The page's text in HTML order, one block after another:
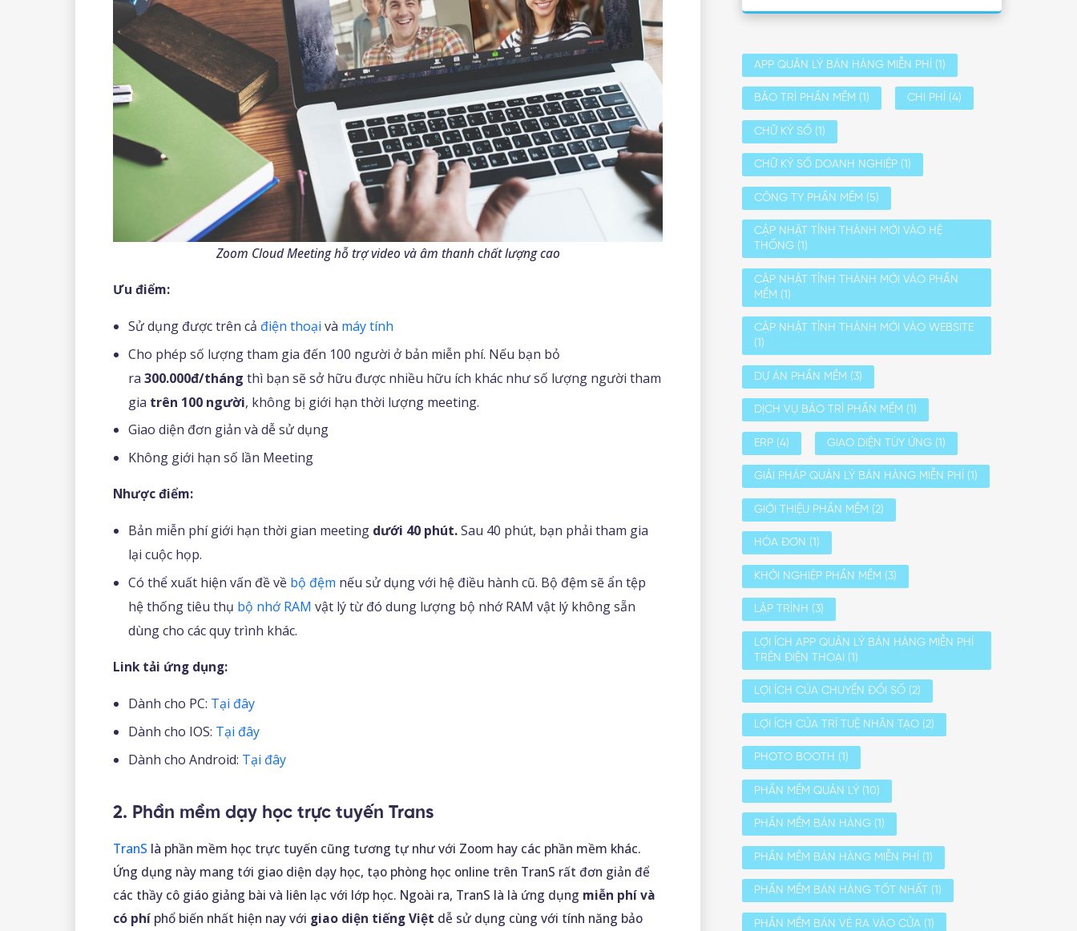
Zoom Cloud Meeting hỗ trợ video và âm thanh chất lượng cao
Ưu điểm:
Sử dụng được trên cả điện thoại và máy tính
Cho phép số lượng tham gia đến 100 người ở bản miễn phí. Nếu bạn bỏ
ra300.000đ/tháng thì bạn sẽ sở hữu được nhiều hữu ích khác như số lượng người tham
gia trên 100 người, không bị giới hạn thời lượng meeting.
Giao diện đơn giản và dễ sử dụng
Không giới hạn số lần Meeting
Nhược điểm:
Bản miễn phí giới hạn thời gian meeting dưới 40 phút.Sau 40 phút, bạn phải tham gia
lại cuộc họp.
Có thể xuất hiện vấn đề về bộ đệm nếu sử dụng với hệ điều hành cũ. Bộ đệm sẽ ẩn tệp
hệ thống tiêu thụ bộ nhớ RAM vật lý từ đó dung lượng bộ nhớ RAM vật lý không sẵn
dùng cho các quy trình khác.
Link tải ứng dụng:
Dành cho PC: Tại đây
Dành cho IOS: Tại đây
Dành cho Android: Tại đây
2. Phần mềm dạy học trực tuyến Trans
TranS là phần mềm học trực tuyến cũng tương tự như với Zoom hay các phần mềm khác.
Ứng dụng này mang tới giao diện dạy học, tạo phòng học online trên TranS rất đơn giản để
các thầy cô giáo giảng bài và liên lạc với lớp học. Ngoài ra, TranS là là ứng dụng miễn phí và
có phíphổ biến nhất hiện nay với giao diện tiếng Việt dễ sử dụng cùng với tính năng bảo
APP QUẢN LÝ BÁN HÀNG MIỄN PHÍ (1)
BẢO TRÌ PHẦN MỀM (1) CHI PHÍ (4)
CHỮ KÝ SỐ (1)
CHỮ KÝ SỐ DOANH NGHIỆP (1)
CÔNG TY PHẦN MỀM (5)
CẬP NHẬT TỈNH THÀNH MỚI VÀO HỆ
THỐNG (1)
CẬP NHẬT TỈNH THÀNH MỚI VÀO PHẦN
MỀM (1)
CẬP NHẬT TỈNH THÀNH MỚI VÀO WEBSITE
(1)
DỰ ÁN PHẦN MỀM (3)
DỊCH VỤ BẢO TRÌ PHẦN MỀM (1)
ERP (4) GIAO DIỆN TÙY ỨNG(1)
GIẢI PHÁP QUẢN LÝ BÁN HÀNG MIỄN PHÍ (1)
GIỚI THIỆU PHẦN MỀM (2)
HÓA ĐƠN (1)
KHỞI NGHIỆP PHẦN MỀM (3)
LẬP TRÌNH (3)
LỢI ÍCH APP QUẢN LÝ BÁN HÀNG MIỄN PHÍ
TRÊN ĐIỆN THOẠI (1)
LỢI ÍCH CỦA CHUYỂN ĐỔI SỐ (2)
LỢI ÍCH CỦA TRÍ TUỆ NHÂN TẠO (2)
PHOTO BOOTH (1)
PHẦN MỀM QUẢN LÝ (10)
PHẦN MỀM BÁN HÀNG (1)
PHẦN MỀM BÁN HÀNG MIỄN PHÍ (1)
PHẦN MỀM BÁN HÀNG TỐT NHẤT (1)
PHẦN MỀM BÁN VÉ RA VÀO CỬA (1)